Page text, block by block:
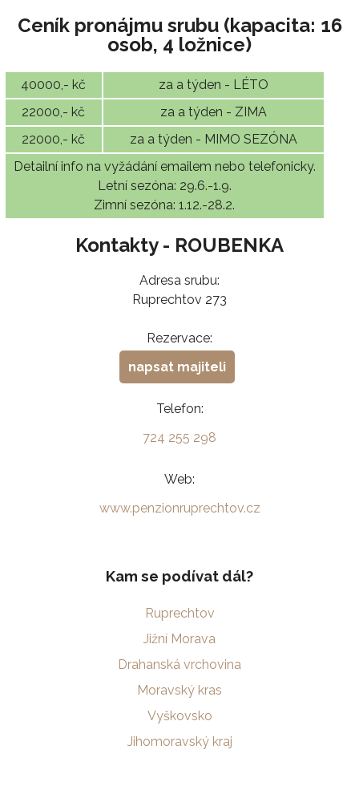
Ceník pronájmu srubu (kapacita: 16
osob, 4 ložnice)
40000,- kč
za a týden - LÉTO
22000,- kč
za a týden - ZIMA
22000,- kč
za a týden - MIMO SEZÓNA
Detailní info na vyžádání emailem nebo telefonicky.
Letní sezóna: 29.6.-1.9.
Zimní sezóna: 1.12.-28.2.
Kontakty - ROUBENKA
Adresa srubu:
Ruprechtov 273
Rezervace:
napsat majiteli
Telefon:
724 255 298
Web:
www.penzionruprechtov.cz
Kam se podívat dál?
Ruprechtov
Jižní Morava
Drahanská vrchovina
Moravský kras
Vyškovsko
Jihomoravský kraj